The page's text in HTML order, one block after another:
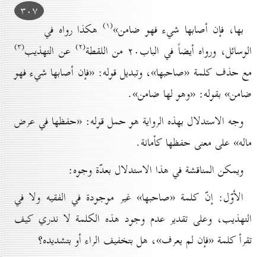
۳٠۷
بها، فإن أصابها شيء فهو ضامن»(۱)
هكذا رواه في
الوسائل، ورواه أيضاً في الباب۲٠ من اللقطة
(۲) عن التهذيب(۳)
مع حذف كلمة «صاحبها»، وتبديل قوله: «فإن أصابها شيء فهو
ضامن» بقوله: «وهو لها ضامن».
وجه الاستدلال بهذه الرواية هو حمل قوله: «حفظها في عرض
ماله» على معنى حفظها كأمانة.
ويمكن المناقشة في هذا الاستدلال بعدّة وجوه:
الأوّل: إنّ كلمة «صاحبها» غير موجودة في الفقيه ولا في
التهذيب، وعلى تقدير عدم وجود هذه الكلمة لا ندري كيف
تقرأ كلمة «فإن لم يعرف»، هل بتخفيف الراء أو بتشديده؟